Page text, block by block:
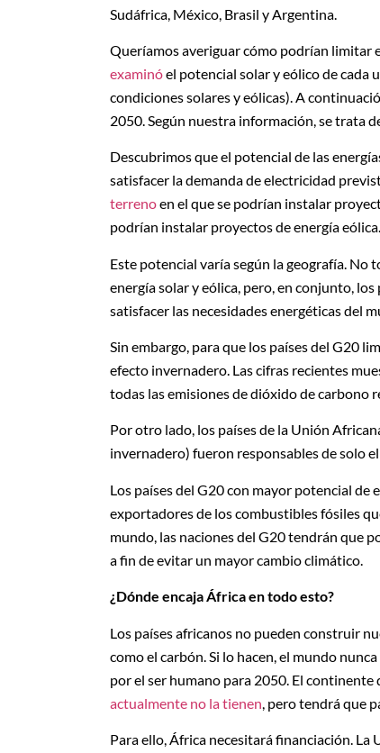
Sudáfrica, México, Brasil y Argentina.
Queríamos averiguar cómo podrían limitar
examinóel potencial solar y eólico de cada
condiciones solares y eólicas). A
2050. Según nuestra información, se trata
Descubrimos que el potencial de las
satisfacer la demanda de electricidad
terrenoen el que se podrían instalar
podrían instalar proyectos de energía eólica.
Este potencial varía según la geografía. No
energía solar y eólica, pero, en conjunto,
satisfacer las necesidades energéticas del
Sin embargo, para que los países del G20
efecto invernadero. Las cifras recientes
todas las emisiones de dióxido de carbono
Por otro lado, los países de la Unión
invernadero) fueron responsables de solo
Los países del G20 con mayor potencial
exportadores de los combustibles fósiles
mundo, las naciones del G20 tendrán que
a fin de evitar un mayor cambio climático.
¿Dónde encaja África en todo esto?
Los países africanos no pueden construir
como el carbón. Si lo hacen, el mundo
por el ser humano para 2050. El
actualmente no la tienen , pero tendrá que
Para ello, África necesitará financiación. La